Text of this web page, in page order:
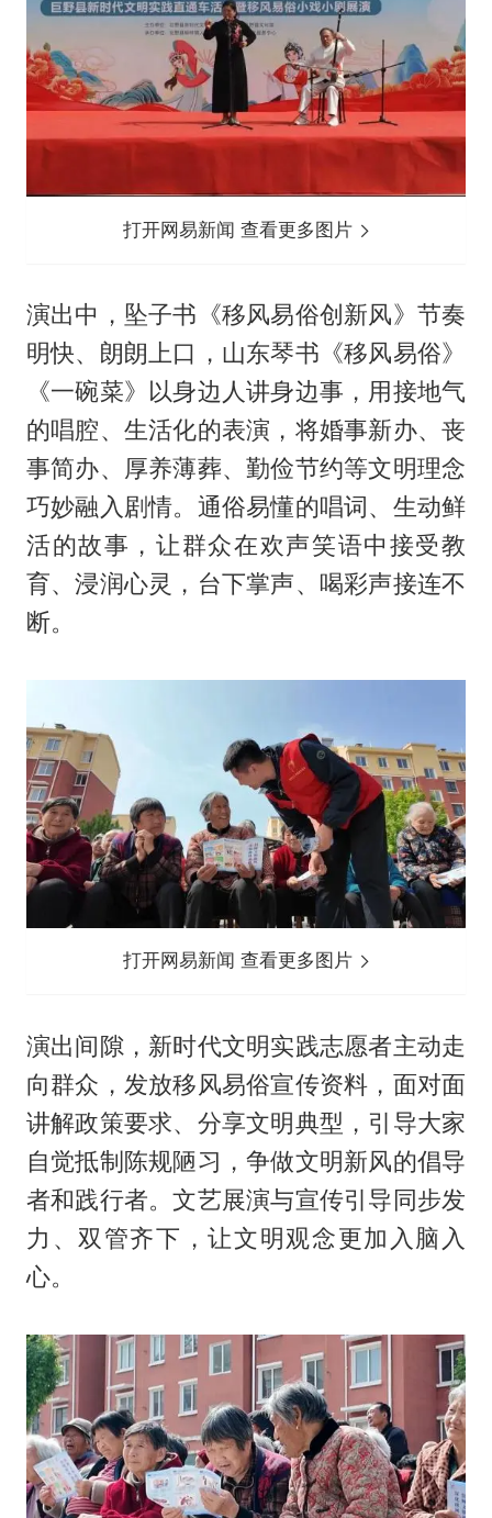
打开网易新闻 查看更多图片
演出中，坠子书《移风易俗创新风》节奏
明快、朗朗上口，山东琴书《移风易俗》
《一碗菜》以身边人讲身边事，用接地气
的唱腔、生活化的表演，将婚事新办、丧
事简办、厚养薄葬、勤俭节约等文明理念
巧妙融入剧情。通俗易懂的唱词、生动鲜
活的故事，让群众在欢声笑语中接受教
育、浸润心灵，台下掌声、喝彩声接连不
断。
打开网易新闻 查看更多图片
演出间隙，新时代文明实践志愿者主动走
向群众，发放移风易俗宣传资料，面对面
讲解政策要求、分享文明典型，引导大家
自觉抵制陈规陋习，争做文明新风的倡导
者和践行者。文艺展演与宣传引导同步发
力、双管齐下，让文明观念更加入脑入
心。